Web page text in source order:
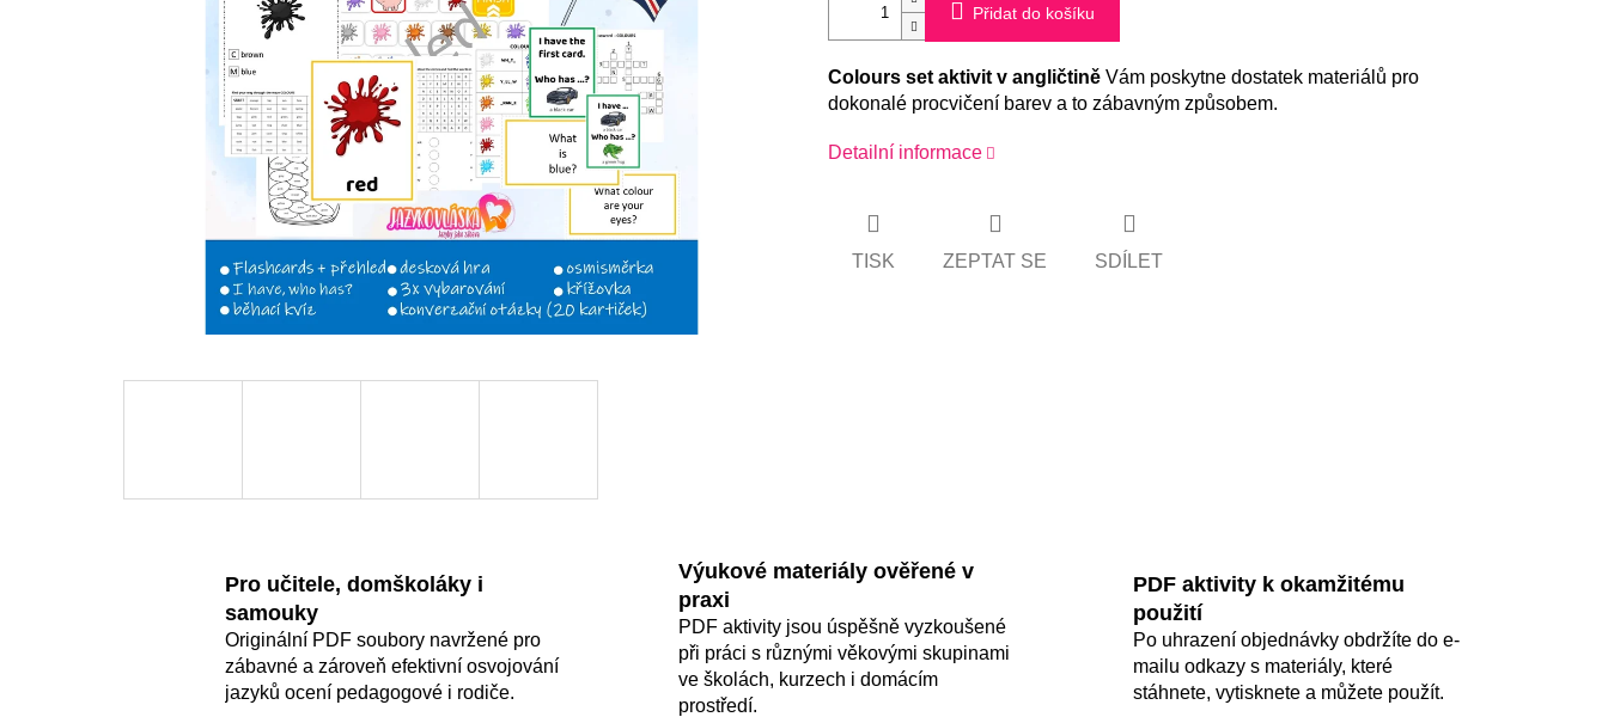
Přidat do košíku
Colours set aktivit v angličtině Vám poskytne dostatek materiálů pro
dokonalé procvičení barev a to zábavným způsobem.
Detailní informace
TISK ZEPTAT SE SDÍLET
Pro učitele, domškoláky i
samouky
Originální PDF soubory navržené pro
zábavné a zároveň efektivní osvojování
jazyků ocení pedagogové i rodiče.
Výukové materiály ověřené v
praxi
PDF aktivity jsou úspěšně vyzkoušené
při práci s různými věkovými skupinami
ve školách, kurzech i domácím
prostředí.
PDF aktivity k okamžitému
použití
Po uhrazení objednávky obdržíte do e-
mailu odkazy s materiály, které
stáhnete, vytisknete a můžete použít.